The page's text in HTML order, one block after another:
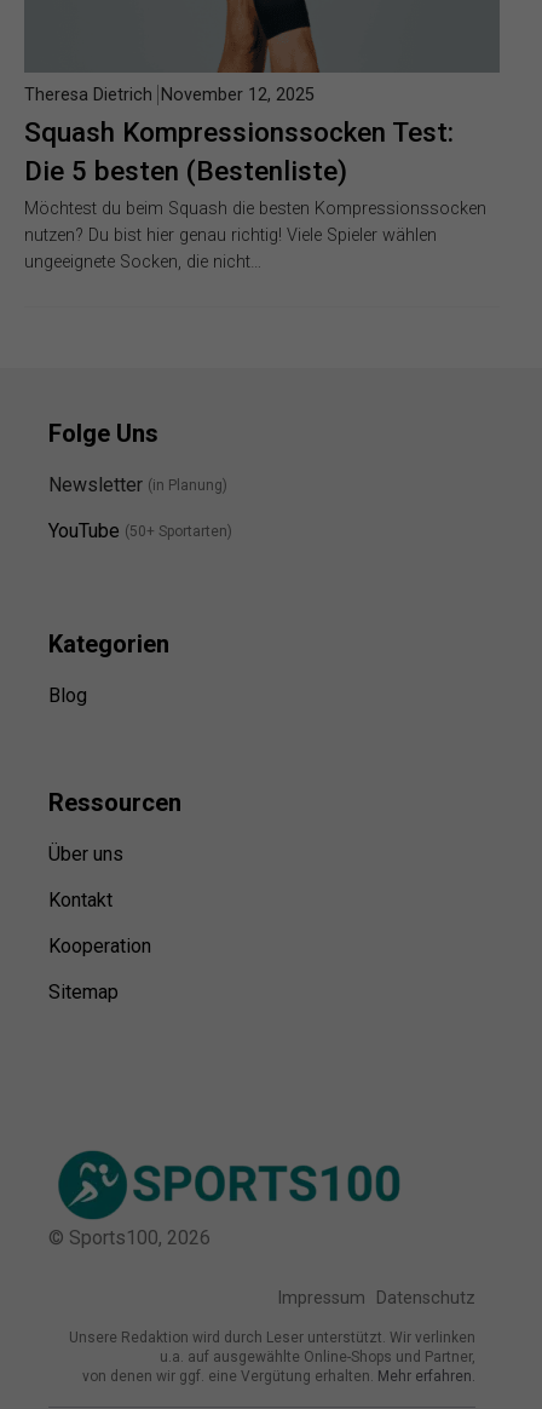
Squash Kompressionssocken Test:
Die 5 besten (Bestenliste)
Theresa Dietrich November 12, 2025
Möchtest du beim Squash die besten Kompressionssocken
nutzen? Du bist hier genau richtig! Viele Spieler wählen
ungeeignete Socken, die nicht…
Folge Uns
Newsletter (in Planung)
YouTube (50+ Sportarten)
Kategorien
Blog
Ressourcen
Über uns
Kontakt
Kooperation
Sitemap
© Sports100, 2026
Impressum Datenschutz
Unsere Redaktion wird durch Leser unterstützt. Wir verlinken
u.a. auf ausgewählte Online-Shops und Partner,
von denen wir ggf. eine Vergütung erhalten. Mehr erfahren.